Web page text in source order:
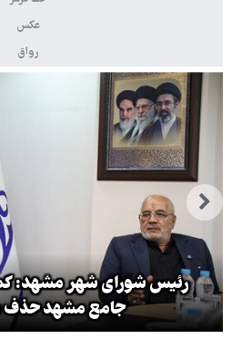
عکس
رواق
رئیس شورای شهر مشهد:
جامع مشهد